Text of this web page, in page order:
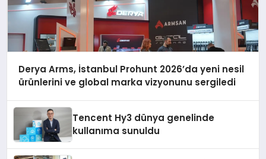
Derya Arms, İstanbul Prohunt 2026’da yeni nesil
ürünlerini ve global marka vizyonunu sergiledi
Tencent Hy3 dünya genelinde
kullanıma sunuldu